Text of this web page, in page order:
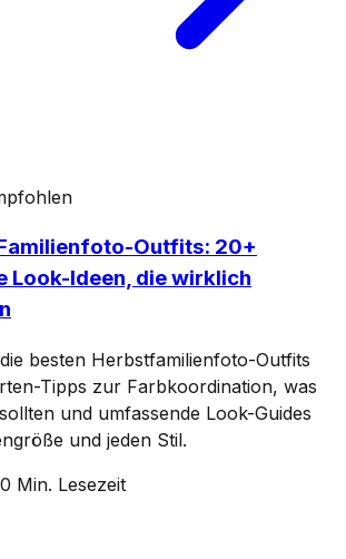
Outfits: 20+
Look-Ideen, die wirklich
besten Herbstfamilienfoto-Outfits
Tipps zur Farbkoordination, was
und umfassende Look-Guides
und jeden Stil.
Min. Lesezeit